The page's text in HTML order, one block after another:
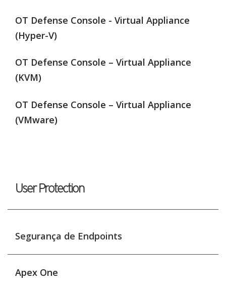
OT Defense Console - Virtual Appliance
(Hyper-V)
OT Defense Console – Virtual Appliance
(KVM)
OT Defense Console – Virtual Appliance
(VMware)
User Protection
Segurança de Endpoints
Apex One